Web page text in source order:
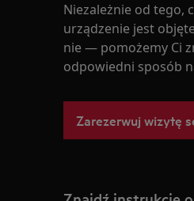
Niezależnie od tego,
urządzenie jest
nie — pomożemy Ci
odpowiedni sposób
Zarezerwuj wizytę